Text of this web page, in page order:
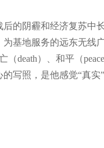
的阴霾和经济复苏中
基地服务的远东无线
death）、和平（
写照，是他感觉“真实”